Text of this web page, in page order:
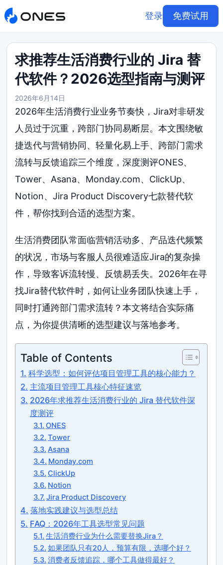
登录 免费试用
求推荐生活消费行业的 Jira 替
代软件？2026选型指南与测评
2026年6月14日
2026年生活消费行业业务节奏快，Jira对非研发
人员过于沉重，跨部门协同易断层。本文围绕敏
捷迭代与营销协同、轻量化易上手、跨部门需求
流转与反馈追踪三个维度，深度测评ONES、
Tower、Asana、Monday.com、ClickUp、
Notion、Jira Product Discovery七款替代软
件，帮你找到合适的选型方案。
生活消费团队常面临营销活动多、产品迭代频繁
的状况，市场与客服人员很难适应Jira的复杂操
作，导致客诉流转慢、反馈易丢失。2026年在寻
找Jira替代软件时，如何让业务团队快速上手，
同时打通跨部门需求流转？本文将结合实际痛
点，为你提供清晰的选型建议与落地参考。
Table of Contents
科学选型：如何评估项目管理工具的核心能力？
主流项目管理工具核心特征速览
2026年求推荐生活消费行业的 Jira 替代软件深
度测评
ONES
Tower
Asana
Monday.com
ClickUp
Notion
Jira Product Discovery
落地实践建议与选型总结
FAQ：2026年工具选型常见问题
生活消费行业为什么需要替换Jira？
如果团队只有20人，预算有限，选哪个好？
消费者反馈追踪，哪个工具做得最好？